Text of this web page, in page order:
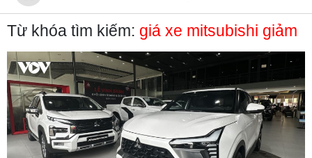
Chính trị
Đảng
Tổ chức nhân sự
Quốc hội
Nhận diện sự thật
Xã hội
Tin 24h
Giáo dục
Dự báo thời tiết
Dấu ấn VOV
Việc làm
Từ khóa tìm kiếm: giá xe mitsubishi giảm